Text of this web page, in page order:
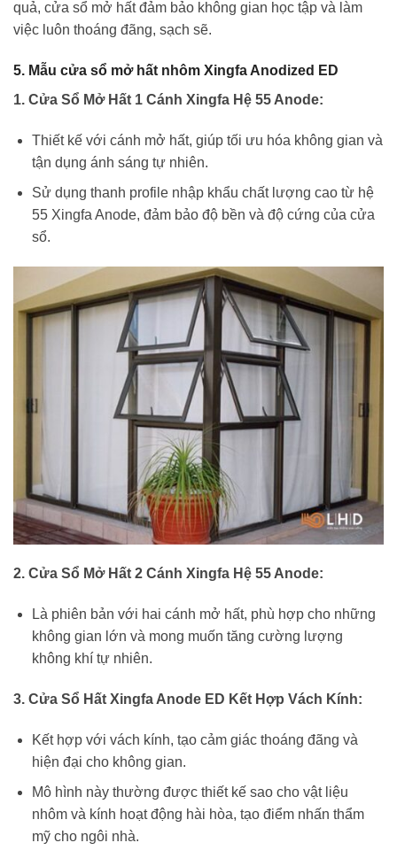
quả, cửa sổ mở hất đảm bảo không gian học tập và làm
việc luôn thoáng đãng, sạch sẽ.
5. Mẫu cửa sổ mở hất nhôm Xingfa Anodized ED
1. Cửa Sổ Mở Hất 1 Cánh Xingfa Hệ 55 Anode:
Thiết kế với cánh mở hất, giúp tối ưu hóa không gian và
tận dụng ánh sáng tự nhiên.
Sử dụng thanh profile nhập khẩu chất lượng cao từ hệ
55 Xingfa Anode, đảm bảo độ bền và độ cứng của cửa
sổ.
2. Cửa Sổ Mở Hất 2 Cánh Xingfa Hệ 55 Anode:
Là phiên bản với hai cánh mở hất, phù hợp cho những
không gian lớn và mong muốn tăng cường lượng
không khí tự nhiên.
3. Cửa Sổ Hất Xingfa Anode ED Kết Hợp Vách Kính:
Kết hợp với vách kính, tạo cảm giác thoáng đãng và
hiện đại cho không gian.
Mô hình này thường được thiết kế sao cho vật liệu
nhôm và kính hoạt động hài hòa, tạo điểm nhấn thẩm
mỹ cho ngôi nhà.